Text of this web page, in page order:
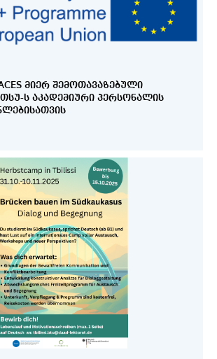
ᲛᲘᲔᲠ ᲨᲔᲛᲝᲗᲐᲕᲐᲖᲔᲑᲣᲚᲘ
ᲗᲡᲣ-Ს ᲐᲙᲐᲓᲔᲛᲘᲣᲠᲘ ᲞᲔᲠᲡᲝᲜᲐᲚᲘᲡ